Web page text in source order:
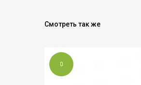
Смотреть так же
0